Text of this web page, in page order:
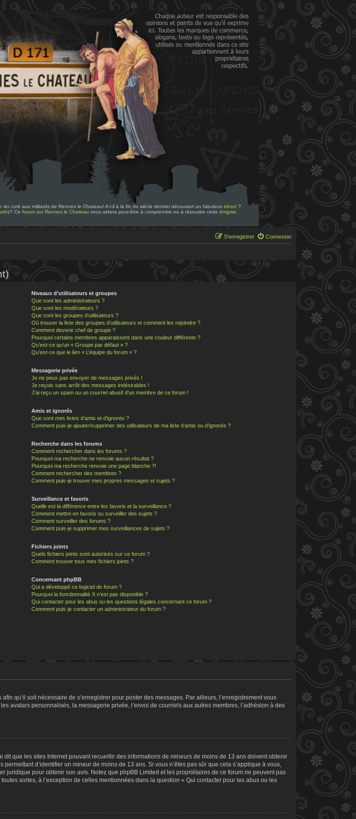
du curé aux milliards de Rennes le Chateau! A t-il à la fin du siècle dernier découvert un fabuleux trésor ?
? Ce forum sur Rennes le Chateau vous aidera peut-être à comprendre ou à résoudre cette énigme
Connexion
S’enregistrer
Niveaux d’utilisateurs et groupes
Que sont les administrateurs ?
Que sont les modérateurs ?
Que sont les groupes d’utilisateurs ?
Où trouver la liste des groupes d’utilisateurs et comment les rejoindre ?
Comment devenir chef de groupe ?
Pourquoi certains membres apparaissent dans une couleur différente ?
Qu’est-ce qu’un « Groupe par défaut » ?
Qu’est-ce que le lien « L’équipe du forum » ?
Messagerie privée
Je ne peux pas envoyer de messages privés !
Je reçois sans arrêt des messages indésirables !
J’ai reçu un spam ou un courriel abusif d’un membre de ce forum !
Amis et ignorés
Que sont mes listes d’amis et d’ignorés ?
Comment puis-je ajouter/supprimer des utilisateurs de ma liste d’amis ou d’ignorés ?
Recherche dans les forums
Comment rechercher dans les forums ?
Pourquoi ma recherche ne renvoie aucun résultat ?
Pourquoi ma recherche renvoie une page blanche ?!
Comment rechercher des membres ?
Comment puis-je trouver mes propres messages et sujets ?
Surveillance et favoris
Quelle est la différence entre les favoris et la surveillance ?
Comment mettre en favoris ou surveiller des sujets ?
Comment surveiller des forums ?
Comment puis-je supprimer mes surveillances de sujets ?
Fichiers joints
Quels fichiers joints sont autorisés sur ce forum ?
Comment trouver tous mes fichiers joints ?
Concernant phpBB
Qui a développé ce logiciel de forum ?
Pourquoi la fonctionnalité X n’est pas disponible ?
Qui contacter pour les abus ou les questions légales concernant ce forum ?
Comment puis-je contacter un administrateur du forum ?
qu’il soit nécessaire de s’enregistrer pour poster des messages. Par ailleurs, l’enregistrement vous
avatars personnalisés, la messagerie privée, l’envoi de courriels aux autres membres, l’adhésion à des
dit que les sites Internet pouvant recueillir des informations de mineurs de moins de 13 ans doivent obtenir
d’identifier un mineur de moins de 13 ans. Si vous n’êtes pas sûr que cela s’applique à vous,
juridique pour obtenir son avis. Notez que phpBB Limited et les propriétaires de ce forum ne peuvent pas
sortes, à l’exception de celles mentionnées dans la question « Qui contacter pour les abus ou les